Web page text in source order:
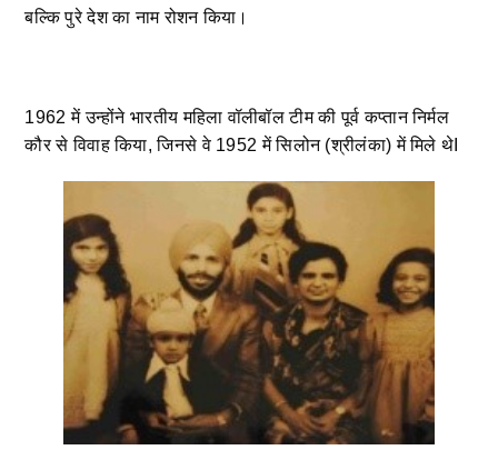
बल्कि पुरे देश का नाम रोशन किया।
1962 में उन्होंने भारतीय महिला वॉलीबॉल टीम की पूर्व कप्तान निर्मल
कौर से विवाह किया, जिनसे वे 1952 में सिलोन (श्रीलंका) में मिले थेI